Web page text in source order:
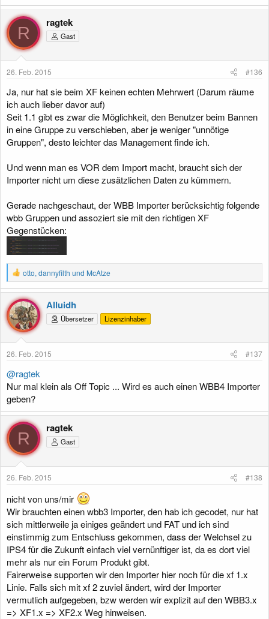
R
ragtek
Gast
26. Feb. 2015 #136
Ja, nur hat sie beim XF keinen echten Mehrwert (Darum räume
ich auch lieber davor auf)
Seit 1.1 gibt es zwar die Möglichkeit, den Benutzer beim Bannen
in eine Gruppe zu verschieben, aber je weniger "unnötige
Gruppen", desto leichter das Management finde ich.
Und wenn man es VOR dem Import macht, braucht sich der
Importer nicht um diese zusätzlichen Daten zu kümmern.
Gerade nachgeschaut, der WBB Importer berücksichtig folgende
wbb Gruppen und assoziert sie mit den richtigen XF
Gegenstücken:
R
e
a
k
t
i
o
n
n
otto, dannyfilth und McAtze
Alluidh
Übersetzer Lizenzinhaber
26. Feb. 2015 #137
@ragtek
Nur mal klein als Off Topic ... Wird es auch einen WBB4 Importer
geben?
R
ragtek
Gast
26. Feb. 2015 #138
nicht von uns/mir
Wir brauchten einen wbb3 Importer, den hab ich gecodet, nur hat
sich mittlerweile ja einiges geändert und FAT und ich sind
einstimmig zum Entschluss gekommen, dass der Welchsel zu
IPS4 für die Zukunft einfach viel vernünftiger ist, da es dort viel
mehr als nur ein Forum Produkt gibt.
Fairerweise supporten wir den Importer hier noch für die xf 1.x
Linie. Falls sich mit xf 2 zuviel ändert, wird der Importer
vermutlich aufgegeben, bzw werden wir explizit auf den WBB3.x
=> XF1.x => XF2.x Weg hinweisen.